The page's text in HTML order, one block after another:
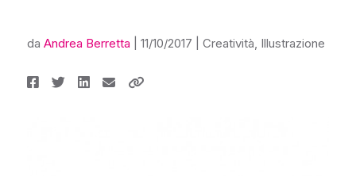
da Andrea Berretta 11/10/2017 Creatività, Illustrazione